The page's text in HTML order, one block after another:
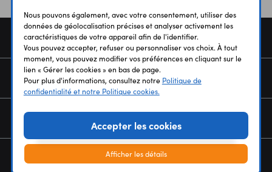
COMMANDE
SERVICES
NEWSLETTER
Nous pouvons également, avec votre consentement, utiliser des
données de géolocalisation précises et analyser activement les
caractéristiques de votre appareil afin de l'identifier.
Vous pouvez accepter, refuser ou personnaliser vos choix. À tout
moment, vous pouvez modifier vos préférences en cliquant sur le
lien « Gérer les cookies » en bas de page.
Pour plus d'informations, consultez notre Politique de
confidentialité et notre Politique cookies.
Accepter les cookies
Afficher les détails